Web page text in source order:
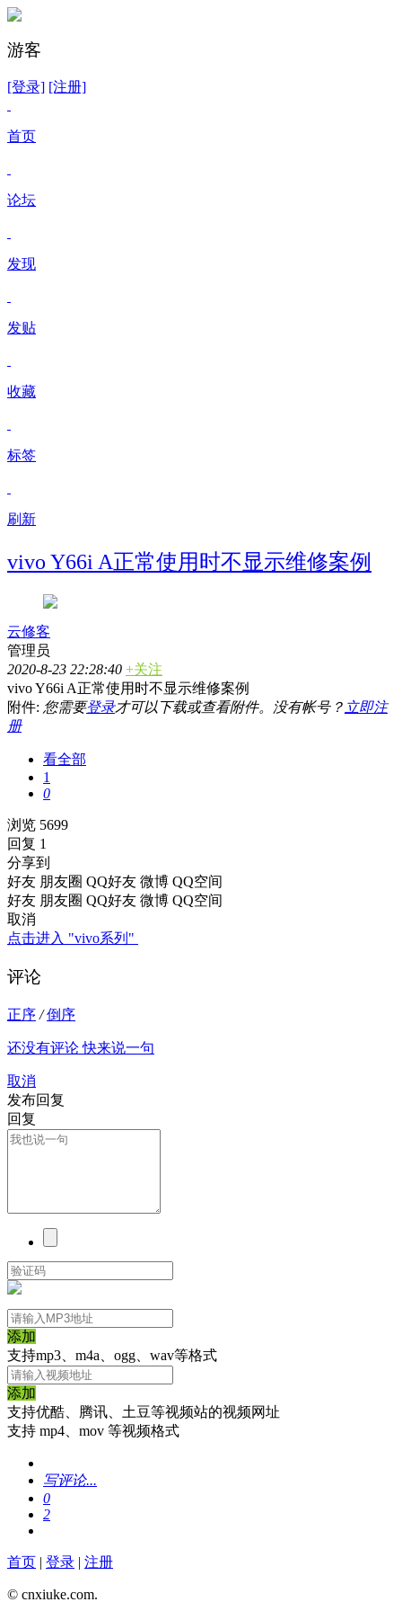
游客
[登录] [注册]
首页
论坛
发现
发贴
收藏
标签
刷新
vivo Y66i A正常使用时不显示维修案例
云修客
管理员
2020-8-23 22:28:40 +关注
vivo Y66i A正常使用时不显示维修案例
附件: 您需要登录才可以下载或查看附件。没有帐号？ 立即注
册
看全部
1
0
浏览 5699
回复 1
分享到
好友 朋友圈 QQ好友 微博 QQ空间
好友 朋友圈 QQ好友 微博 QQ空间
取消
点击进入 "vivo系列"
评论
正序 / 倒序
还没有评论 快来说一句
取消
发布回复
回复
添加
支持mp3、m4a、ogg、wav等格式
添加
支持优酷、腾讯、土豆等视频站的视频网址
支持 mp4、mov 等视频格式
写评论...
0
2
首页 | 登录 | 注册
© cnxiuke.com.